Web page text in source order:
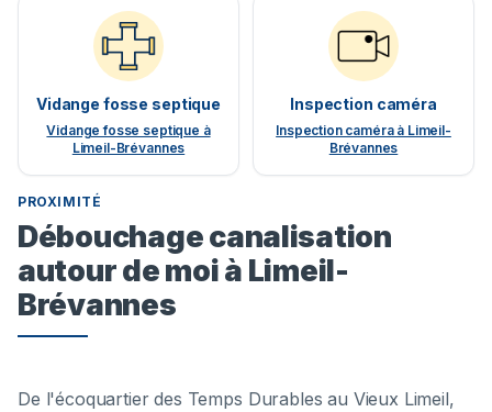
Vidange fosse septique
Vidange fosse septique à
Limeil-Brévannes
Inspection caméra
Inspection caméra à Limeil-
Brévannes
PROXIMITÉ
Débouchage canalisation
autour de moi à Limeil-
Brévannes
De l'écoquartier des Temps Durables au Vieux Limeil,